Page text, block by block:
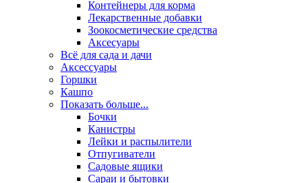
Контейнеры для корма
Лекарственные добавки
Зоокосметические средства
Аксесуары
Всё для сада и дачи
Аксессуары
Горшки
Кашпо
Показать больше...
Бочки
Канистры
Лейки и распылители
Отпугиватели
Садовые ящики
Сараи и бытовки